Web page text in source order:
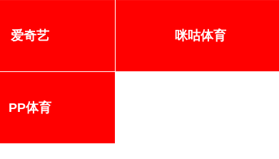
爱奇艺 咪咕体育
PP体育